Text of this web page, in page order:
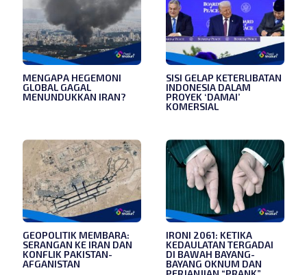
MENGAPA HEGEMONI
GLOBAL GAGAL
MENUNDUKKAN IRAN?
SISI GELAP KETERLIBATAN
INDONESIA DALAM
PROYEK ‘DAMAI’
KOMERSIAL
GEOPOLITIK MEMBARA:
SERANGAN KE IRAN DAN
KONFLIK PAKISTAN-
AFGANISTAN
IRONI 2061: KETIKA
KEDAULATAN TERGADAI
DI BAWAH BAYANG-
BAYANG OKNUM DAN